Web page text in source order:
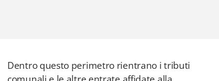
Dentro questo perimetro rientrano i tributi